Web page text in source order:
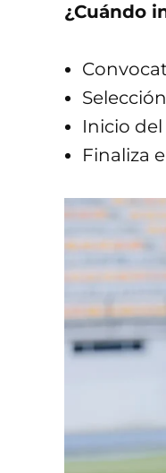
¿Cuándo
Inicio
Finaliza